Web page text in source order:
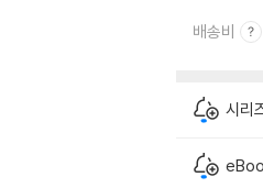
배송비
시리